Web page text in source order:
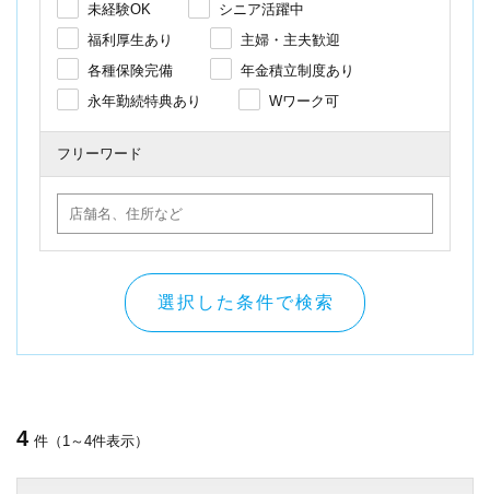
未経験OK
シニア活躍中
福利厚生あり
主婦・主夫歓迎
各種保険完備
年金積立制度あり
永年勤続特典あり
Wワーク可
フリーワード
選択した条件で検索
4 件（1～4件表示）